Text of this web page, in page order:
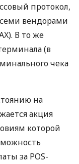
протокол,
вендорами
В то же
(в
чека
на
акция
которой
за POS-